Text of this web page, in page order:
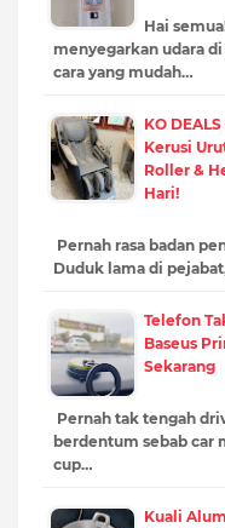
Hai
menyegarkan udara
cara yang mudah…
KO
Kerusi
Roller &
Hari!
Pernah rasa badan
Duduk lama di
Telefon
Baseus
Sekarang
Pernah tak tengah
berdentum sebab car
cup…
Kuali